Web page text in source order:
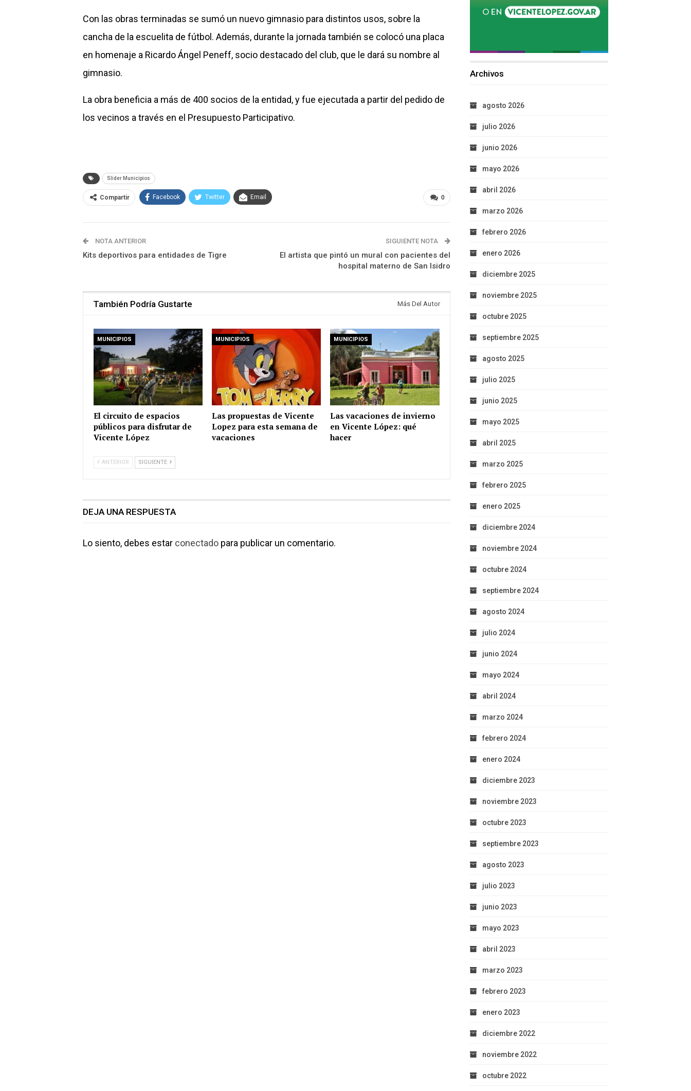
Con las obras terminadas se sumó un nuevo gimnasio para distintos usos, sobre la
cancha de la escuelita de fútbol. Además, durante la jornada también se colocó una placa
en homenaje a Ricardo Ángel Peneff, socio destacado del club, que le dará su nombre al
gimnasio.
La obra beneficia a más de 400 socios de la entidad, y fue ejecutada a partir del pedido de
los vecinos a través en el Presupuesto Participativo.
Slider Municipios
0
Compartir Facebook Twitter Email
NOTA ANTERIOR
Kits deportivos para entidades de Tigre
SIGUIENTE NOTA
El artista que pintó un mural con pacientes del
hospital materno de San Isidro
También Podría Gustarte Más Del Autor
MUNICIPIOS
El circuito de espacios
públicos para disfrutar de
Vicente López
MUNICIPIOS
Las propuestas de Vicente
Lopez para esta semana de
vacaciones
MUNICIPIOS
Las vacaciones de invierno
en Vicente López: qué
hacer
ANTERIOR SIGUIENTE
DEJA UNA RESPUESTA
Lo siento, debes estar conectado para publicar un comentario.
Archivos
agosto 2026
julio 2026
junio 2026
mayo 2026
abril 2026
marzo 2026
febrero 2026
enero 2026
diciembre 2025
noviembre 2025
octubre 2025
septiembre 2025
agosto 2025
julio 2025
junio 2025
mayo 2025
abril 2025
marzo 2025
febrero 2025
enero 2025
diciembre 2024
noviembre 2024
octubre 2024
septiembre 2024
agosto 2024
julio 2024
junio 2024
mayo 2024
abril 2024
marzo 2024
febrero 2024
enero 2024
diciembre 2023
noviembre 2023
octubre 2023
septiembre 2023
agosto 2023
julio 2023
junio 2023
mayo 2023
abril 2023
marzo 2023
febrero 2023
enero 2023
diciembre 2022
noviembre 2022
octubre 2022